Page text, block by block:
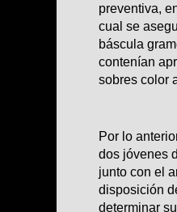
preventiva,
cual se
báscula
contenían
sobres color
Por lo
dos jóvenes
junto con el
disposición
determinar